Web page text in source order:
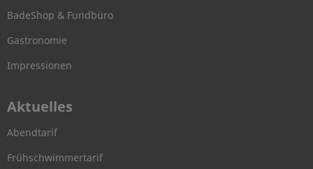
BadeShop & Fundbüro
Gastronomie
Impressionen
Aktuelles
Abendtarif
Frühschwimmertarif